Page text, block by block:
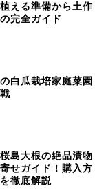
える準備から土作
完全ガイド
白瓜栽培家庭菜園
島大根の絶品漬物
せガイド！購入方
徹底解説